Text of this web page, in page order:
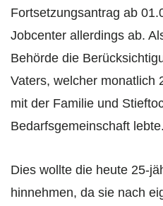
Fortsetzungsantrag ab
Jobcenter allerdings ab.
Behörde die
Vaters, welcher monatlich
mit der Familie und
Bedarfsgemeinschaft lebte.
Dies wollte die heute 25-
hinnehmen, da sie nach